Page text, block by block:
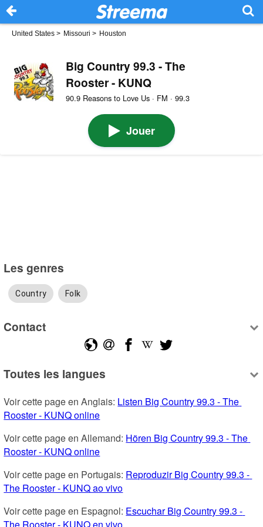
United States > Missouri > Houston
Big Country 99.3 - The
Rooster - KUNQ
90.9 Reasons to Love Us · FM · 99.3
Jouer
Les genres
Country Folk
Contact
Toutes les langues
Voir cette page en Anglais: Listen Big Country 99.3 - The
Rooster - KUNQ online
Voir cette page en Allemand: Hören Big Country 99.3 - The
Rooster - KUNQ online
Voir cette page en Portugais: Reproduzir Big Country 99.3 -
The Rooster - KUNQ ao vivo
Voir cette page en Espagnol: Escuchar Big Country 99.3 -
The Rooster - KUNQ en vivo